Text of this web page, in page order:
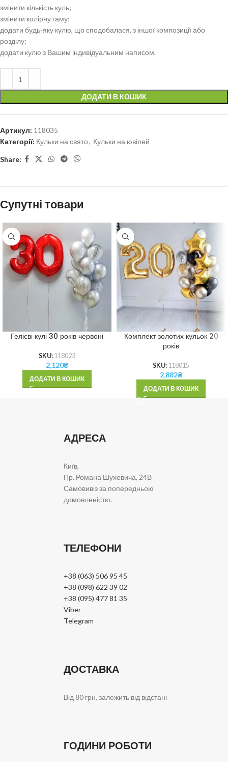
змінити кількість куль;
змінити колірну гаму;
додати будь-яку кулю, що сподобалася, з іншої композиції або
розділу;
додати кулю з Вашим індивідуальним написом.
ДОДАТИ В КОШИК
Артикул: 118035
Категорії: Кульки на свято, Кульки на ювілей
Share:
Супутні товари
Гелієві кулі 30 років червоні
SKU: 118023
2,120₴
ДОДАТИ В КОШИК
Комплект золотих кульок 20
років
SKU: 118015
2,882₴
ДОДАТИ В КОШИК
АДРЕСА
Київ,
Пр. Романа Шухевича, 24В
Самовивіз за попередньою
домовленістю.
ТЕЛЕФОНИ
+38 (063) 506 95 45
+38 (098) 622 39 02
+38 (095) 477 81 35
Viber
Telegram
ДОСТАВКА
Від 80 грн, залежить від відстані
ГОДИНИ РОБОТИ